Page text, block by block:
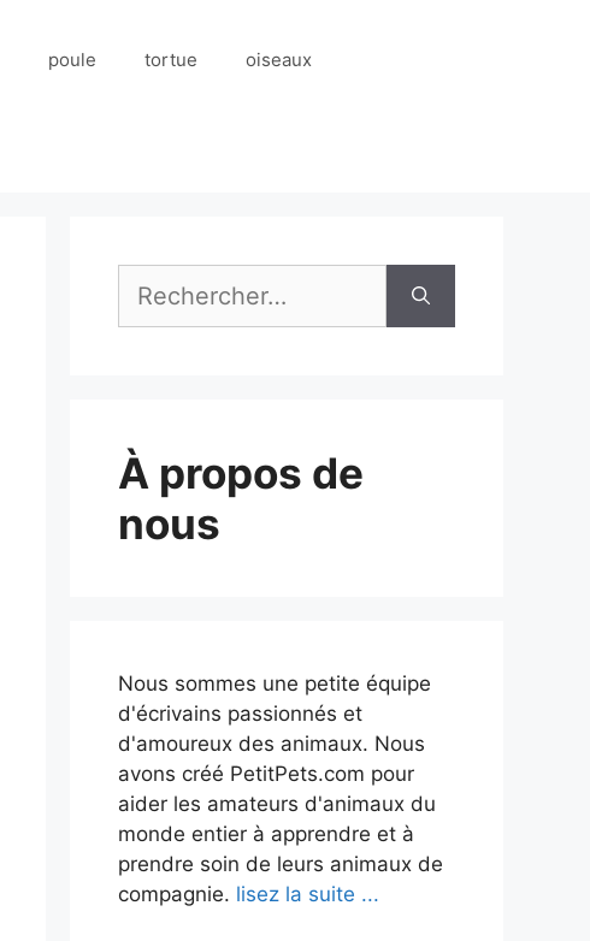
poule tortue oiseaux
À propos de
nous
Nous sommes une petite équipe
d'écrivains passionnés et
d'amoureux des animaux. Nous
avons créé PetitPets.com pour
aider les amateurs d'animaux du
monde entier à apprendre et à
prendre soin de leurs animaux de
compagnie. lisez la suite ...